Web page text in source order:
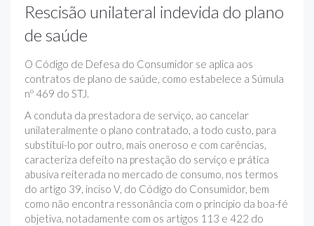
Rescisão unilateral indevida do plano
de saúde
O Código de Defesa do Consumidor se aplica aos
contratos de plano de saúde, como estabelece a Súmula
nº 469 do STJ.
A conduta da prestadora de serviço, ao cancelar
unilateralmente o plano contratado, a todo custo, para
substitui-lo por outro, mais oneroso e com carências,
caracteriza defeito na prestação do serviço e prática
abusiva reiterada no mercado de consumo, nos termos
do artigo 39, inciso V, do Código do Consumidor, bem
como não encontra ressonância com o princípio da boa-fé
objetiva, notadamente com os artigos 113 e 422 do